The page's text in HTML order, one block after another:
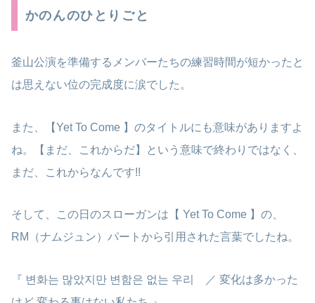
かのんのひとりごと
釜山公演を準備するメンバーたちの練習時間が短かったと
は思えない位の完成度に涙でした。
また、【Yet To Come 】のタイトルにも意味がありますよ
ね。【まだ、これからだ】という意味で終わりではなく、
まだ、これからなんです!!
そして、この日のスローガンは【 Yet To Come 】の、
RM（ナムジュン）パートから引用された言葉でしたね。
『 변화는 많았지만 변함은 없는 우리 ／ 変化は多かった